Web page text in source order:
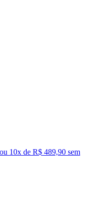
ou 10x de R$ 489,90 sem